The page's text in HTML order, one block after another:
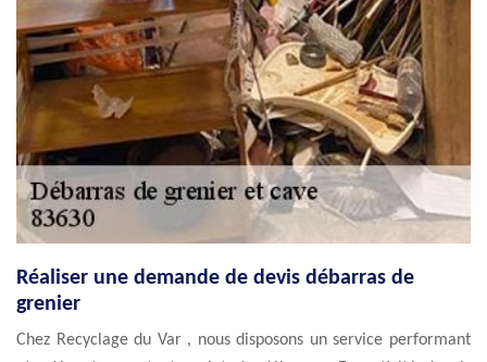
Réaliser une demande de devis débarras de
grenier
Chez Recyclage du Var , nous disposons un service performant